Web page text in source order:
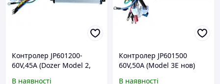
Контролер JP601200-
60V,45A (Dozer Model 2,
В наявності
Контролер JP601500
60V,50A (Model 3E нов)
В наявності